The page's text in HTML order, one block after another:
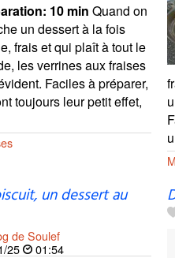
10 min Quand on
un dessert à la fois
frais et qui plaît à tout le
les verrines aux fraises
Faciles à préparer,
toujours leur petit effet,
un dessert au
de Soulef
25
01:54